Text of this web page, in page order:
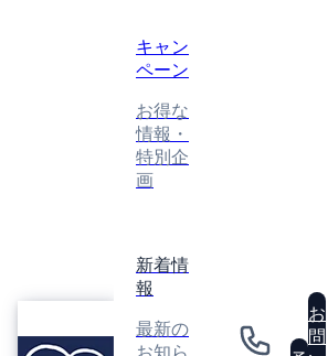
GLASSES
キャン
ペーン
お得な
情報・
特別企
画
新着情
報
最新の
お知ら
お
問